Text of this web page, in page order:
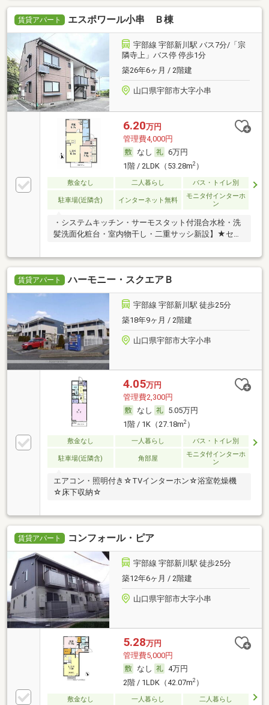
賃貸アパート エスポワール小串 Ｂ棟
宇部線 宇部新川駅 バス7分/「宗
隣寺上」バス停 停歩1分
築26年6ヶ月 / 2階建
山口県宇部市大字小串
6.20万円
管理費4,000円
なし
6万円
1階 / 2LDK（53.28m2）
敷金なし 二人暮らし バス・トイレ別
駐車場(近隣含) インターネット無料
モニタ付インターホ
ン
・システムキッチン・サーモスタット付混合水栓・洗
髪洗面化粧台・室内物干し・二重サッシ新設】★セブ
賃貸アパート ハーモニー・スクエアＢ
宇部線 宇部新川駅 徒歩25分
築18年9ヶ月 / 2階建
山口県宇部市大字小串
4.05万円
管理費2,300円
なし
5.05万円
1階 / 1K（27.18m2）
敷金なし 一人暮らし バス・トイレ別
駐車場(近隣含) 角部屋
モニタ付インターホ
ン
エアコン・照明付き☆TVインターホン☆浴室乾燥機
☆床下収納☆
賃貸アパート コンフォール・ピア
宇部線 宇部新川駅 徒歩25分
築12年6ヶ月 / 2階建
山口県宇部市大字小串
5.28万円
管理費5,000円
なし
4万円
2階 / 1LDK（42.07m2）
敷金なし 一人暮らし 二人暮らし